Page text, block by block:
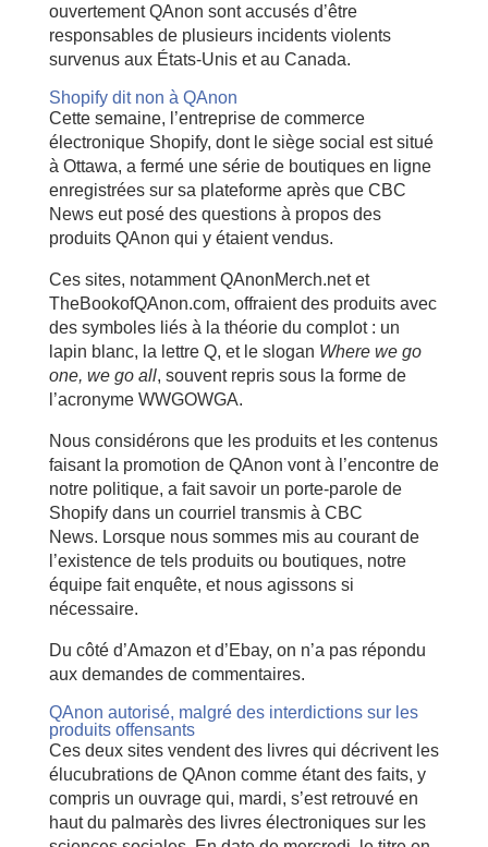
ouvertement QAnon sont accusés d’être
responsables de plusieurs incidents violents
survenus aux États-Unis et au Canada.
Shopify dit non à QAnon
Cette semaine, l’entreprise de commerce
électronique Shopify, dont le siège social est situé
à Ottawa, a fermé une série de boutiques en ligne
enregistrées sur sa plateforme après que CBC
News eut posé des questions à propos des
produits QAnon qui y étaient vendus.
Ces sites, notamment QAnonMerch.net et
TheBookofQAnon.com, offraient des produits avec
des symboles liés à la théorie du complot : un
lapin blanc, la lettre Q, et le slogan Where we go
one, we go all, souvent repris sous la forme de
l’acronyme WWGOWGA.
Nous considérons que les produits et les contenus
faisant la promotion de QAnon vont à l’encontre de
notre politique, a fait savoir un porte-parole de
Shopify dans un courriel transmis à CBC
News. Lorsque nous sommes mis au courant de
l’existence de tels produits ou boutiques, notre
équipe fait enquête, et nous agissons si
nécessaire.
Du côté d’Amazon et d’Ebay, on n’a pas répondu
aux demandes de commentaires.
QAnon autorisé, malgré des interdictions sur les
produits offensants
Ces deux sites vendent des livres qui décrivent les
élucubrations de QAnon comme étant des faits, y
compris un ouvrage qui, mardi, s’est retrouvé en
haut du palmarès des livres électroniques sur les